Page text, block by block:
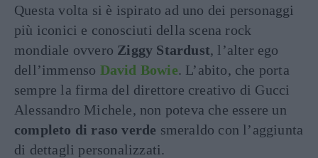
Questa volta si è ispirato ad uno dei personaggi
più iconici e conosciuti della scena rock
mondiale ovvero Ziggy Stardust, l’alter ego
dell’immenso David Bowie. L’abito, che porta
sempre la firma del direttore creativo di Gucci
Alessandro Michele, non poteva che essere un
completo di raso verde smeraldo con l’aggiunta
di dettagli personalizzati.